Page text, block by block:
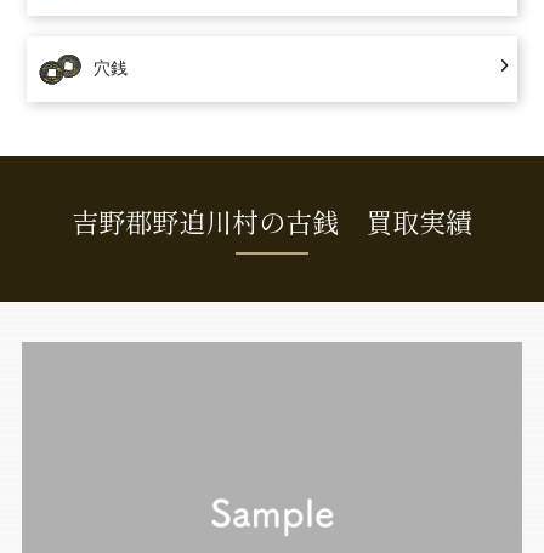
穴銭
吉野郡野迫川村の古銭 買取実績